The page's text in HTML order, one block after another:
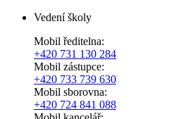
Vedení školy
Mobil ředitelna:
+420 731 130 284
Mobil zástupce:
+420 733 739 630
Mobil sborovna:
+420 724 841 088